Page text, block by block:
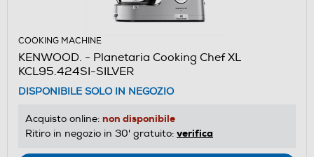
COOKING MACHINE
KENWOOD. - Planetaria Cooking Chef XL
KCL95.424SI-SILVER
DISPONIBILE SOLO IN NEGOZIO
Acquisto online: non disponibile
Ritiro in negozio in 30' gratuito: verifica